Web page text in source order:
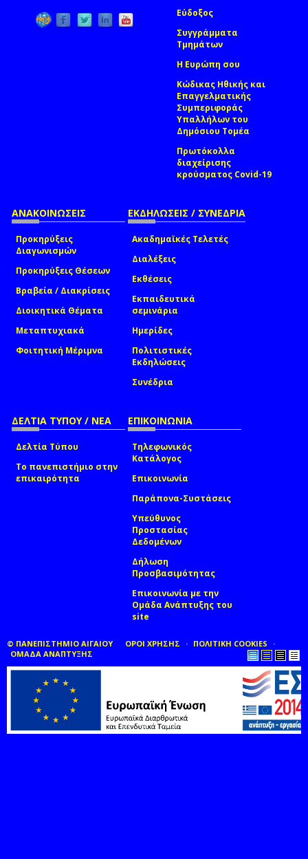
Εύδοξος
Συγγράμματα
Τμημάτων
Η Ευρώπη σου
Κώδικας Ηθικής και
Επαγγελματικής
Συμπεριφοράς
Υπαλλήλων του
Δημόσιου Τομέα
Πρωτόκολλα
διαχείρισης
κρούσματος Covid-19
ΑΝΑΚΟΙΝΩΣΕΙΣ
Προκηρύξεις
Διαγωνισμών
Προκηρύξεις Θέσεων
Βραβεία / Διακρίσεις
Διοικητικά Θέματα
Μεταπτυχιακά
Φοιτητική Μέριμνα
ΕΚΔΗΛΩΣΕΙΣ / ΣΥΝΕΔΡΙΑ
Ακαδημαϊκές Τελετές
Διαλέξεις
Εκθέσεις
Εκπαιδευτικά
σεμινάρια
Ημερίδες
Πολιτιστικές
Εκδηλώσεις
Συνέδρια
ΔΕΛΤΙΑ ΤΥΠΟΥ / ΝΕΑ
Δελτία Τύπου
Το πανεπιστήμιο στην
επικαιρότητα
ΕΠΙΚΟΙΝΩΝΙΑ
Τηλεφωνικός
Κατάλογος
Επικοινωνία
Παράπονα-Συστάσεις
Υπεύθυνος
Προστασίας
Δεδομένων
Δήλωση
Προσβασιμότητας
Επικοινωνία με την
Ομάδα Ανάπτυξης του
site
© ΠΑΝΕΠΙΣΤΗΜΙΟ ΑΙΓΑΙΟΥ ΟΡΟΙ ΧΡΗΣΗΣ
ΠΟΛΙΤΙΚΗ COOKIES
ΟΜΑΔΑ ΑΝΑΠΤΥΞΗΣ